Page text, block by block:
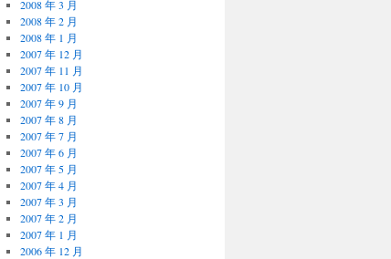
2008 年 3 月
2008 年 2 月
2008 年 1 月
2007 年 12 月
2007 年 11 月
2007 年 10 月
2007 年 9 月
2007 年 8 月
2007 年 7 月
2007 年 6 月
2007 年 5 月
2007 年 4 月
2007 年 3 月
2007 年 2 月
2007 年 1 月
2006 年 12 月